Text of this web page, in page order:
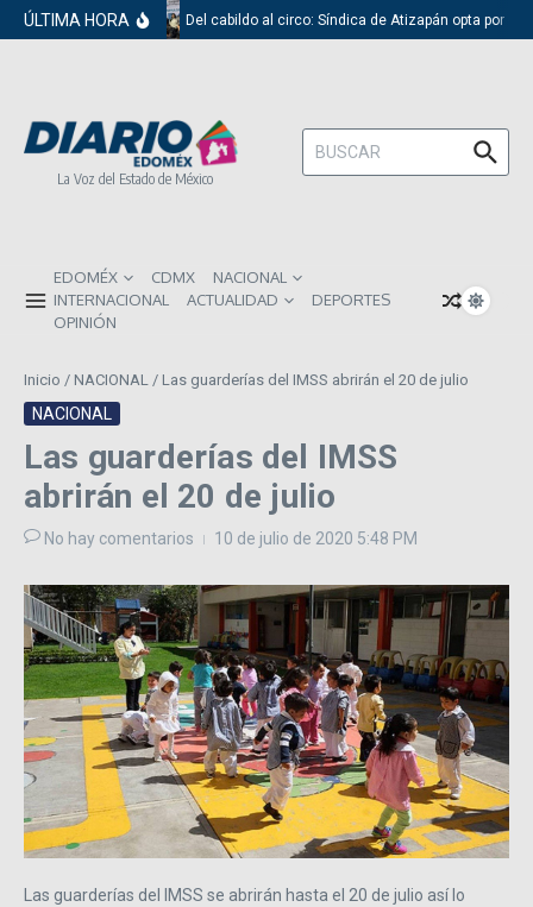
Saltar al contenido
ÚLTIMA HORA Del cabildo al circo: Síndica de Atizapán opta por el
La Voz del Estado de México
Buscar:
EDOMÉX CDMX
NACIONAL
INTERNACIONAL
ACTUALIDAD
DEPORTES
OPINIÓN
Inicio / NACIONAL / Las guarderías del IMSS abrirán el 20 de julio
NACIONAL
Las guarderías del IMSS
abrirán el 20 de julio
No hay comentarios 10 de julio de 2020 5:48 PM
Las guarderías del IMSS se abrirán hasta el 20 de julio así lo